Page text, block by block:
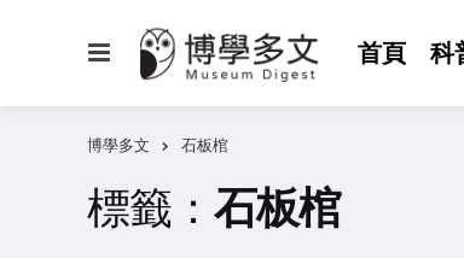
首頁 科
博學多文 石板棺
標籤： 石板棺